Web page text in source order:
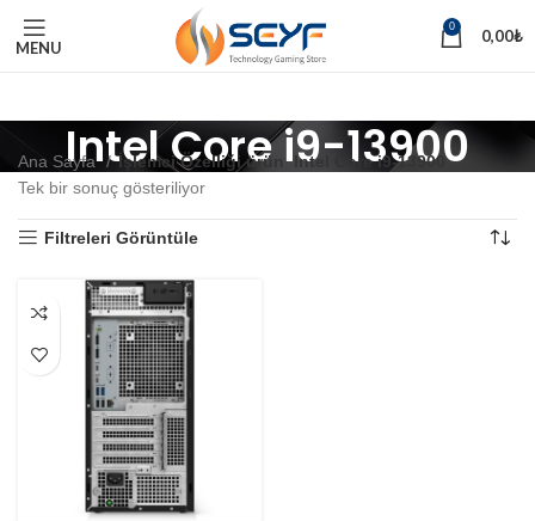
MENU
0 0,00₺
Intel Core i9-13900
Ana Sayfa İşlemci Özelliği ürün
Intel Core i9-13900
Tek bir sonuç gösteriliyor
Filtreleri Görüntüle